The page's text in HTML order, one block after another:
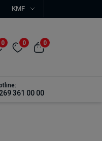
KMF
0 0 0
361 00 00